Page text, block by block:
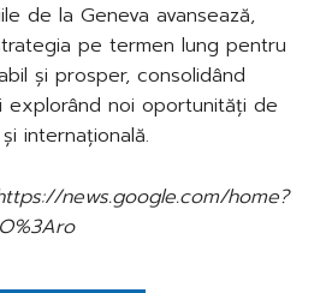
de la Geneva avansează,
pe termen lung pentru
și prosper, consolidând
explorând noi oportunități de
internațională.
news.google.com/home?